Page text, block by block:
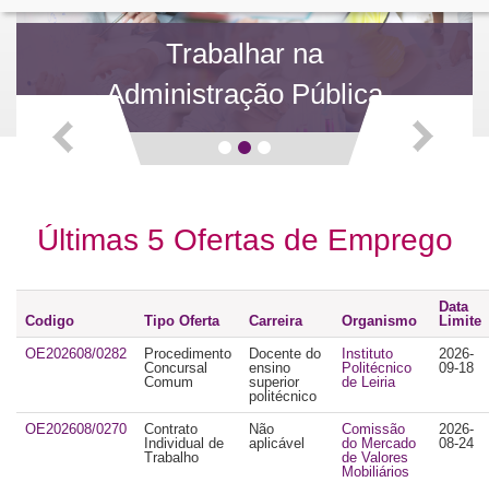
Trabalhar na
Administração Pública
Últimas 5 Ofertas de Emprego
Codigo Tipo Oferta Carreira Organismo
Data
Limite
OE202608/0282
Procedimento
Concursal
Comum
Docente do
ensino
superior
politécnico
Instituto
Politécnico
de Leiria
2026-
09-18
OE202608/0270
Contrato
Individual de
Trabalho
Não
aplicável
Comissão
do Mercado
de Valores
Mobiliários
2026-
08-24